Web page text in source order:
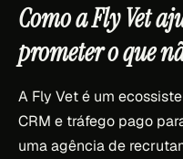
Como a Fly Vet
prometer o que
A Fly Vet é um
CRM e tráfego pago
uma agência de